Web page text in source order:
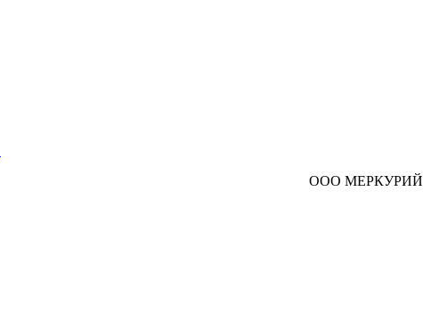
ООО МЕРКУРИЙ